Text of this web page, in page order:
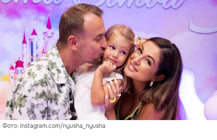
Фото: instagram.com/nyusha_nyusha